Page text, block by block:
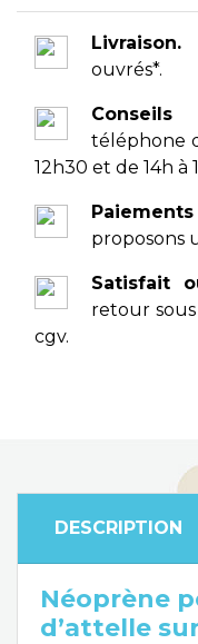
Livraison.
ouvrés*.
Conseils
téléphone
12h30 et de 14h à
proposons
Satisfait
retour
cgv.
DESCRIPTION
Néoprène
d’attelle